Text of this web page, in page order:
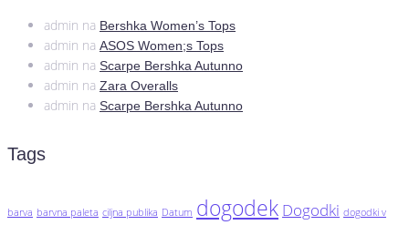
admin na Bershka Women’s Tops
admin na ASOS Women;s Tops
admin na Scarpe Bershka Autunno
admin na Zara Overalls
admin na Scarpe Bershka Autunno
Tags
barva barvna paleta ciljna publika Datum dogodek Dogodki dogodki v